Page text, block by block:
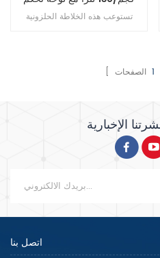
يدوية
تستوعب هذه الخلاطة الحلزونية
وتشغيل مؤقت مزدوج، ونقل بالحزام
1
الإخبارية
اتصل بنا